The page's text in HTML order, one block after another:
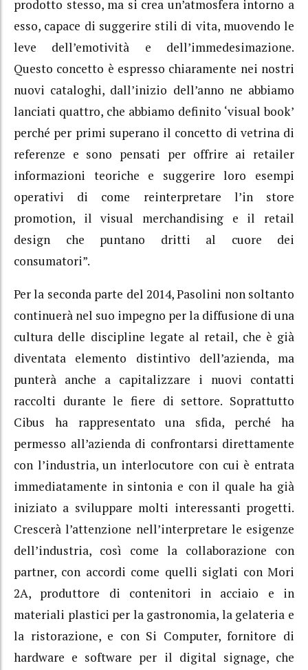
prodotto stesso, ma si crea un’atmosfera intorno a
esso, capace di suggerire stili di vita, muovendo le
leve dell’emotività e dell’immedesimazione.
Questo concetto è espresso chiaramente nei nostri
nuovi cataloghi, dall’inizio dell’anno ne abbiamo
lanciati quattro, che abbiamo definito ‘visual book’
perché per primi superano il concetto di vetrina di
referenze e sono pensati per offrire ai retailer
informazioni teoriche e suggerire loro esempi
operativi di come reinterpretare l’in store
promotion, il visual merchandising e il retail
design che puntano dritti al cuore dei
consumatori”.
Per la seconda parte del 2014, Pasolini non soltanto
continuerà nel suo impegno per la diffusione di una
cultura delle discipline legate al retail, che è già
diventata elemento distintivo dell’azienda, ma
punterà anche a capitalizzare i nuovi contatti
raccolti durante le fiere di settore. Soprattutto
Cibus ha rappresentato una sfida, perché ha
permesso all’azienda di confrontarsi direttamente
con l’industria, un interlocutore con cui è entrata
immediatamente in sintonia e con il quale ha già
iniziato a sviluppare molti interessanti progetti.
Crescerà l’attenzione nell’interpretare le esigenze
dell’industria, così come la collaborazione con
partner, con accordi come quelli siglati con Mori
2A, produttore di contenitori in acciaio e in
materiali plastici per la gastronomia, la gelateria e
la ristorazione, e con Si Computer, fornitore di
hardware e software per il digital signage, che